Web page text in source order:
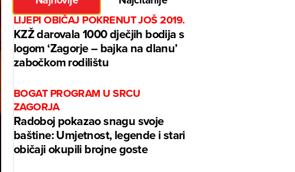
LIJEPI OBIČAJ POKRENUT JOŠ 2019.
KZŽ darovala 1000 dječjih bodija s
logom ‘Zagorje – bajka na dlanu’
zabočkom rodilištu
BOGAT PROGRAM U SRCU
ZAGORJA
Radoboj pokazao snagu svoje
baštine: Umjetnost, legende i stari
običaji okupili brojne goste